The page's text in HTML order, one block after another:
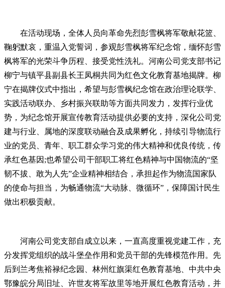
在活动现场，全体人员向革命先烈彭雪枫将军敬献花篮、
鞠躬默哀，重温入党誓词，参观彭雪枫将军纪念馆，缅怀彭雪
枫将军的光荣斗争历程、接受党性洗礼。河南公司党支部书记
柳宁与镇平县副县长王凤桐共同为红色文化教育基地揭牌。柳
宁在揭牌仪式中指出，希望与彭雪枫纪念馆在政治理论联学、
实践活动联办、乡村振兴联助等方面共同发力，发挥行业优
势，为纪念馆开展宣传教育活动提供必要的支持，深化公司党
建与行业、属地的深度联动融合及成果孵化，持续引导物流行
业的党员、青年、职工群众学习党的伟大精神和优良传统，传
承红色基因;也希望公司干部职工将红色精神与中国物流的“坚
韧不拔、敢为人先”企业精神相结合，承担起作为物流国家队
的使命与担当，为畅通物流“大动脉、微循环”，保障国计民生
做出积极贡献。
河南公司党支部自成立以来，一直高度重视党建工作，充
分发挥党组织的战斗堡垒作用和党员干部的先锋模范作用。先
后到兰考焦裕禄纪念园、林州红旗渠红色教育基地、中共中央
鄂豫皖分局旧址、许世友将军故里等地开展红色教育活动，并